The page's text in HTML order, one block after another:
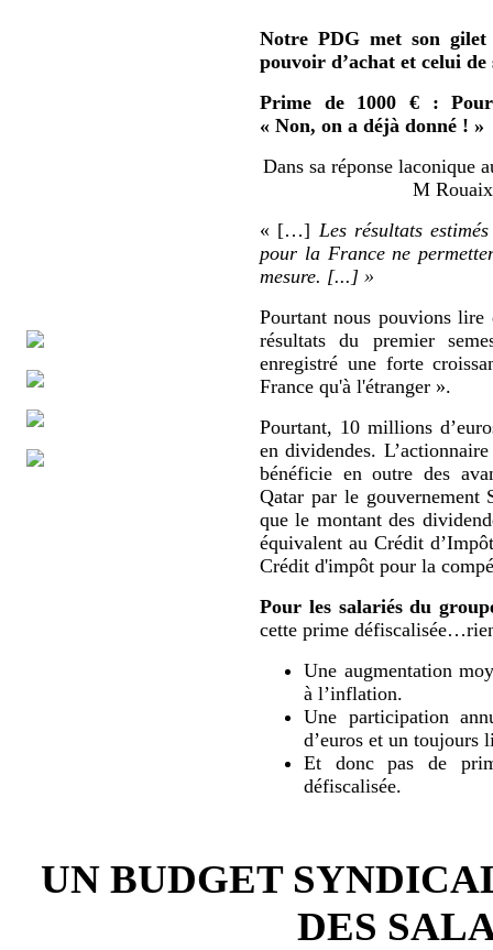
Notre PDG met son
pouvoir d’achat et celui de
Prime de 1000 € :
« Non, on a déjà donné ! »
Dans sa réponse laconique
M
« […] Les résultats
pour la France ne
mesure. [...] »
Pourtant nous pouvions lire
résultats du premier
enregistré une forte
France qu'à l'étranger ».
Pourtant, 10 millions
en dividendes.
bénéficie en outre des
Qatar par le gouvernement
que le montant des
équivalent au Crédit
Crédit d'impôt pour la
Pour les salariés du
cette prime
Une augmentation
à l’inflation.
Une participation
d’euros et un toujours
Et donc pas de
défiscalisée.
UN BUDGET
DES